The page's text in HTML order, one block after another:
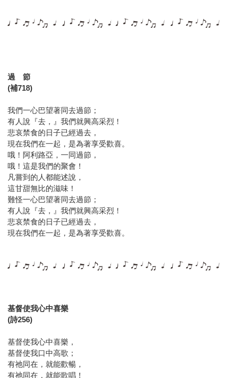
過 節
(補718)
我們一心巴望著同去過節；
有人說『去，』我們就興高采烈！
悲哀禁食的日子已經過去，
現在我們在一起，是為著享受歡喜。
哦！阿利路亞，一同過節，
哦！這是我們的聚會！
凡嘗到的人都能述說，
這甘甜無比的滋味！
難怪一心巴望著同去過節；
有人說『去，』我們就興高采烈！
悲哀禁食的日子已經過去，
現在我們在一起，是為著享受歡喜。
基督使我心中喜樂
(詩256)
基督使我心中喜樂，
基督使我口中高歌；
有祂同在，就能歡暢，
有祂同在，就能歌唱！